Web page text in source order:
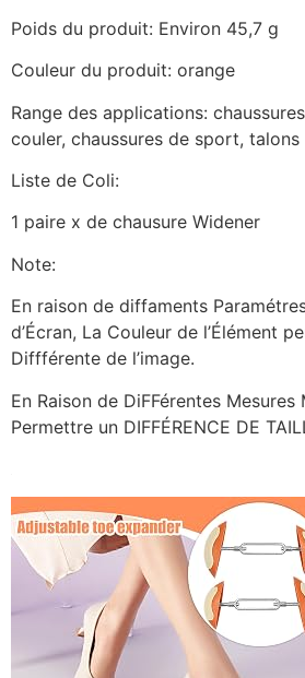
Poids du produit: Environ 45,7 g
Couleur du produit: orange
Range des applications:
couler, chaussures de sport, talons
Liste de Coli:
1 paire x de chausure Widener
Note:
En raison de diffaments
d’Écran, La Couleur de l’Élément
Diffférente de l’image.
En Raison de DiFFérentes Mesures
Permettre un DIFFÉRENCE DE